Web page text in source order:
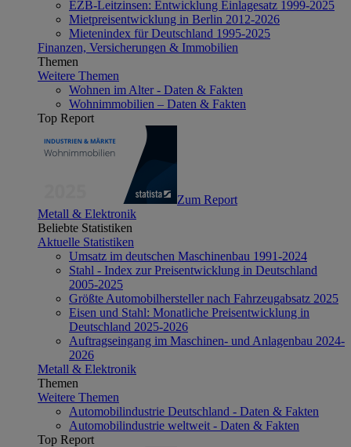
EZB-Leitzinsen: Entwicklung Einlagesatz 1999-2025
Mietpreisentwicklung in Berlin 2012-2026
Mietenindex für Deutschland 1995-2025
Finanzen, Versicherungen & Immobilien
Themen
Weitere Themen
Wohnen im Alter - Daten & Fakten
Wohnimmobilien – Daten & Fakten
Top Report
Zum Report
Metall & Elektronik
Beliebte Statistiken
Aktuelle Statistiken
Umsatz im deutschen Maschinenbau 1991-2024
Stahl - Index zur Preisentwicklung in Deutschland
2005-2025
Größte Automobilhersteller nach Fahrzeugabsatz 2025
Eisen und Stahl: Monatliche Preisentwicklung in
Deutschland 2025-2026
Auftragseingang im Maschinen- und Anlagenbau 2024-
2026
Metall & Elektronik
Themen
Weitere Themen
Automobilindustrie Deutschland - Daten & Fakten
Automobilindustrie weltweit - Daten & Fakten
Top Report